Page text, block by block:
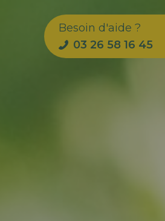
Besoin d'aide ?
03 26 58 16 45